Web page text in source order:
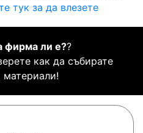
тук за да влезете
фирма ли е??
как да събирате
материали!